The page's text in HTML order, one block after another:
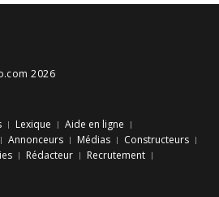
2026
Lexique
Aide en ligne
Annonceurs Médias
Constructeurs
Rédacteur
Recrutement